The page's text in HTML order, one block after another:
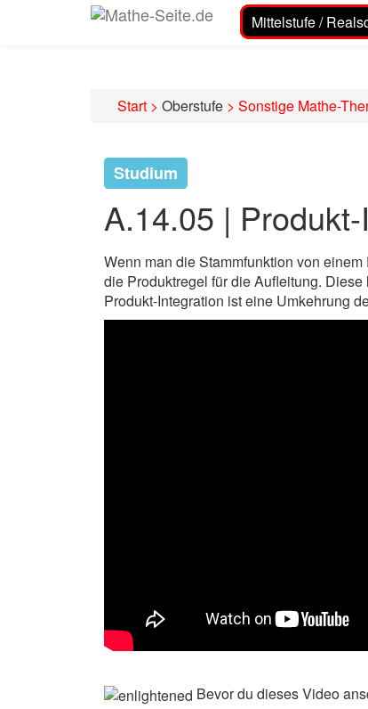
Mittelstufe /
Start > Oberstufe > Sonstige Mathe-
Studium
A.14.05 |
Wenn man die Stammfunktion von
die Produktregel für die Aufleitung. Diese
Produkt-Integration ist eine Umkehrung
Bevor du dieses Video